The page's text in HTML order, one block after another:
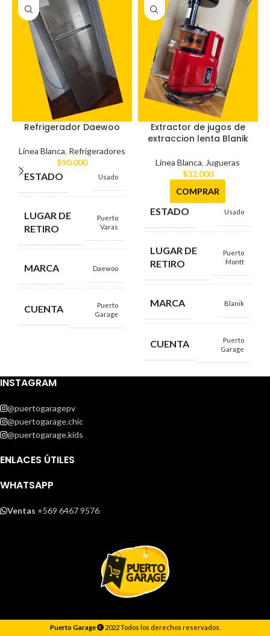
Refrigerador Daewoo
Línea Blanca, Refrigeradores
$90.000
ESTADO Usado
LUGAR DE
RETIRO
Puerto
Varas
MARCA Daewoo
CUENTA
Puerto
Garage
Extractor de jugos de
extraccion lenta Blanik
Línea Blanca, Jugueras
$32.000
COMPRAR
ESTADO Usado
LUGAR DE
RETIRO
Puerto
Montt
MARCA Blanik
CUENTA
Puerto
Garage
INSTAGRAM
@puertogaragepv
@puertogarage.chic
@puertogarage.kids
ENLACES ÚTILES
WHATSAPP
Ventas +569 6467 9576
Puerto Garage 2022 Todos los derechos reservados.